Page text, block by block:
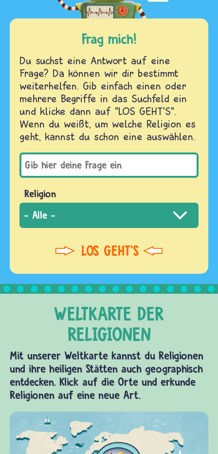
Frag mich!
Du suchst eine Antwort auf eine
Frage? Da können wir dir bestimmt
weiterhelfen. Gib einfach einen oder
mehrere Begriffe in das Suchfeld ein
und klicke dann auf "LOS GEHT'S".
Wenn du weißt, um welche Religion es
geht, kannst du schon eine auswählen.
Religion
Mit unserer Weltkarte kannst du Religionen
und ihre heiligen Stätten auch geographisch
entdecken. Klick auf die Orte und erkunde
Religionen auf eine neue Art.